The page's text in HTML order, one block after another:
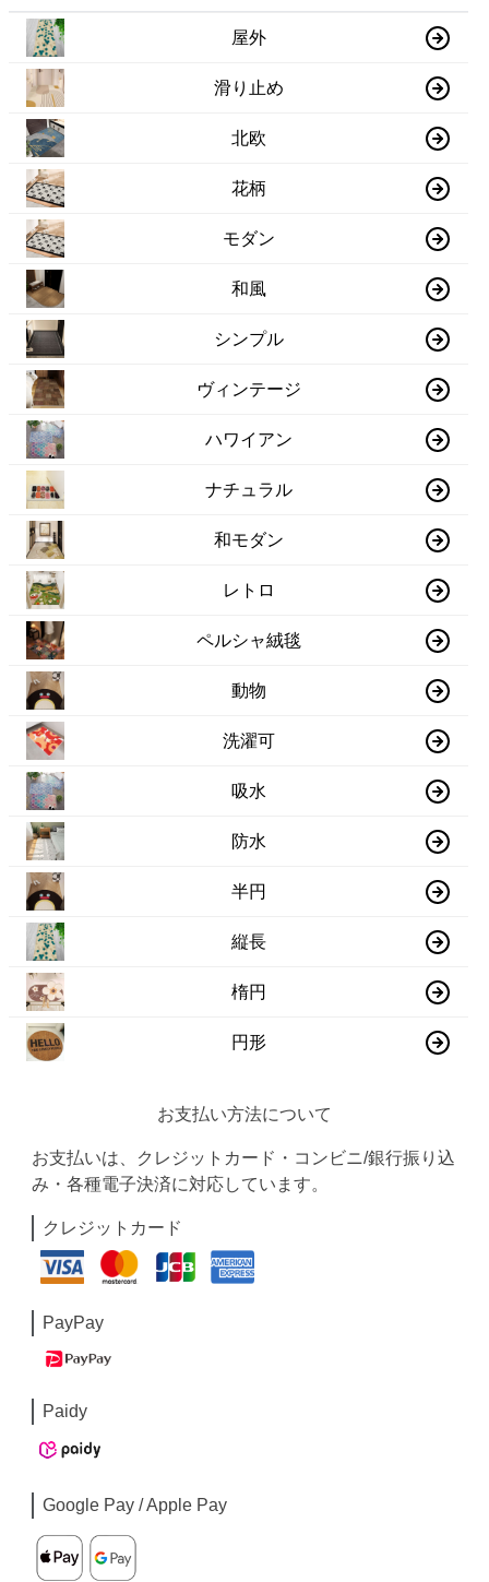
屋外
滑り止め
北欧
花柄
モダン
和風
シンプル
ヴィンテージ
ハワイアン
ナチュラル
和モダン
レトロ
ペルシャ絨毯
動物
洗濯可
吸水
防水
半円
縦長
楕円
円形
お支払い方法について
お支払いは、クレジットカード・コンビニ/銀行振り込
み・各種電子決済に対応しています。
クレジットカード
PayPay
Paidy
Google Pay / Apple Pay